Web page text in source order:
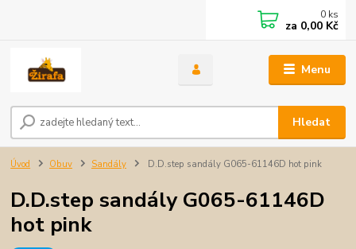
Menu
Hledat
0 ks
za 0,00 Kč
Úvod Obuv Sandály D.D.step sandály G065-61146D hot pink
D.D.step sandály G065-61146D
hot pink